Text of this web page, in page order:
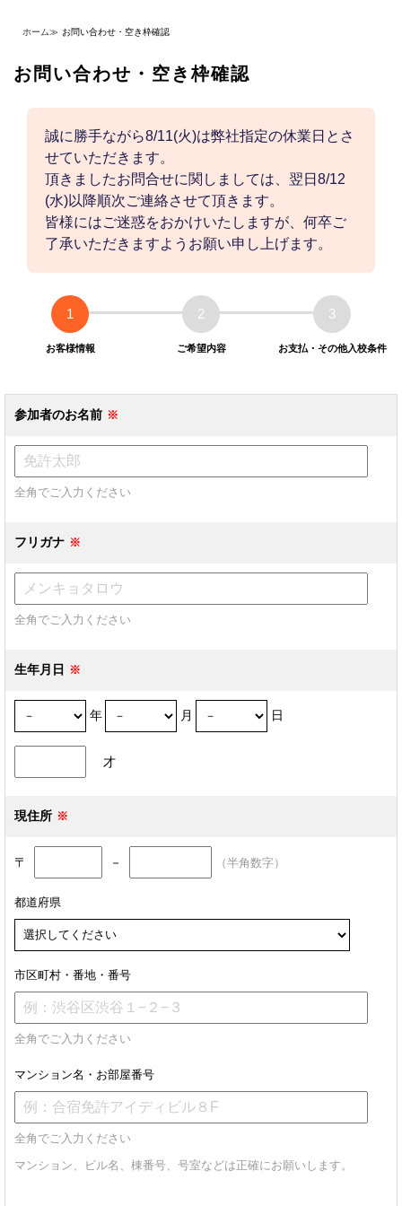
ホーム≫ お問い合わせ・空き枠確認
お問い合わせ・空き枠確認
誠に勝手ながら8/11(火)は弊社指定の休業日とさ
せていただきます。
頂きましたお問合せに関しましては、翌日8/12
(水)以降順次ご連絡させて頂きます。
皆様にはご迷惑をおかけいたしますが、何卒ご
了承いただきますようお願い申し上げます。
1
お客様情報
2
ご希望内容
3
お支払・その他入校条件
参加者のお名前
全角でご入力ください
フリガナ
全角でご入力ください
生年月日
年 月 日
才
現住所
〒 － （半角数字）
都道府県
市区町村・番地・番号
全角でご入力ください
マンション名・お部屋番号
全角でご入力ください
マンション、ビル名、棟番号、号室などは正確にお願いします。